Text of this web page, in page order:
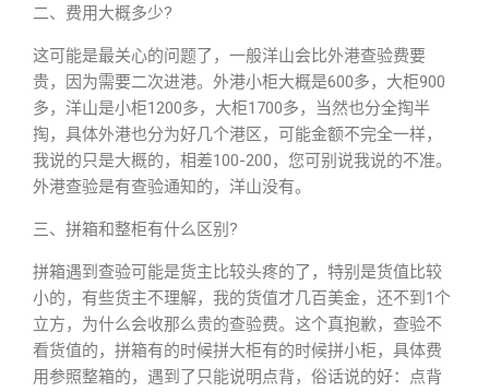
二、费用大概多少?
这可能是最关心的问题了，一般洋山会比外港查验费要
贵，因为需要二次进港。外港小柜大概是600多，大柜900
多，洋山是小柜1200多，大柜1700多，当然也分全掏半
掏，具体外港也分为好几个港区，可能金额不完全一样，
我说的只是大概的，相差100-200，您可别说我说的不准。
外港查验是有查验通知的，洋山没有。
三、拼箱和整柜有什么区别?
拼箱遇到查验可能是货主比较头疼的了，特别是货值比较
小的，有些货主不理解，我的货值才几百美金，还不到1个
立方，为什么会收那么贵的查验费。这个真抱歉，查验不
看货值的，拼箱有的时候拼大柜有的时候拼小柜，具体费
用参照整箱的，遇到了只能说明点背，俗话说的好：点背